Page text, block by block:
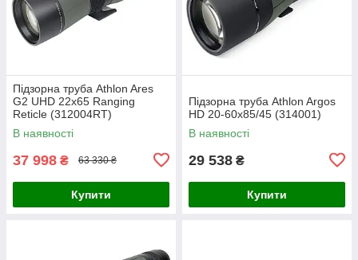
Підзорна труба Athlon Ares
G2 UHD 22x65 Ranging
Reticle (312004RT)
В наявності
37 998 ₴ 63 330 ₴
Купити
Підзорна труба Athlon Argos
HD 20-60x85/45 (314001)
В наявності
29 538 ₴
Купити